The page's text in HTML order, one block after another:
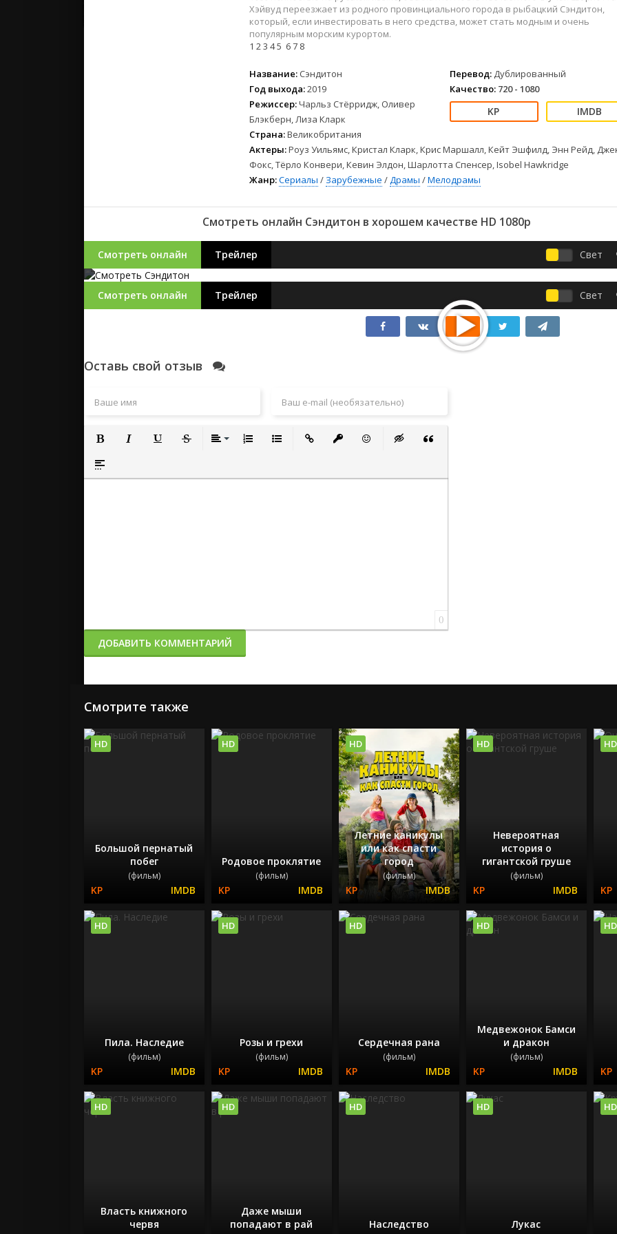
2022
2021
Русские
СССР
Зарубежные
Детские
Спорт
Фантастика
Фэнтези
2022
Русские
СССР
Зарубежные
Хэйвуд переезжает из родного провинциального города в рыбацкий Сэндитон,
который, если инвестировать в него средства, может стать модным и очень
популярным морским курортом.
1 23 45 67 8
Название: Сэндитон
Год выхода:2019
Режиссер:Чарльз Стёрридж, Оливер
Блэкберн, Лиза Кларк
Страна:Великобритания
Перевод: Дублированный
Качество: 720 - 1080
Актеры:Роуз Уильямс, Кристал Кларк, Крис Маршалл, Кейт Эшфилд, Энн Рейд,
Фокс, Тёрло Конвери, Кевин Элдон, Шарлотта Спенсер, Isobel Hawkridge
Жанр:Сериалы / Зарубежные /Драмы /Мелодрамы
Смотреть онлайн Сэндитон в хорошем качестве HD 1080p
Смотреть онлайн Трейлер Свет
Смотреть онлайн Трейлер Свет
Оставь свой отзыв
Полужирный
Вставка спойлера
0
ДОБАВИТЬ КОММЕНТАРИЙ
Смотрите также
Большой пернатый
побег
(фильм)
HD
Родовое проклятие
(фильм)
HD
Летние каникулы
или как спасти
город
(фильм)
HD
Невероятная
история о
гигантской груше
(фильм)
HD HD
Пила. Наследие
(фильм)
HD
Розы и грехи
(фильм)
HD
Сердечная рана
(фильм)
HD
Медвежонок Бамси
и дракон
(фильм)
HD HD
Власть книжного
червя
HD
Даже мыши
попадают в рай
HD
Наследство
HD
Лукас
HD HD